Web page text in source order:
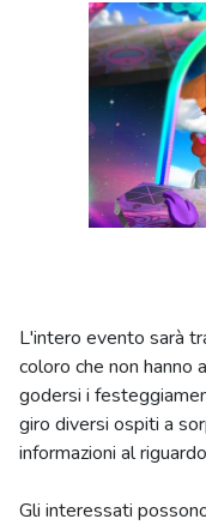
L'intero evento sarà
coloro che non hanno
godersi i
giro diversi ospiti a
informazioni al
Gli interessati